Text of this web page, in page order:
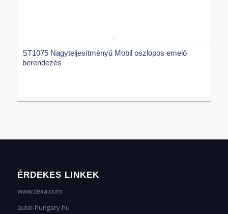
ST1075 Nagyteljesítményű Mobil oszlopos emelő
berendezés
ÉRDEKES LINKEK
www.texa.com
autel-hungary.hu